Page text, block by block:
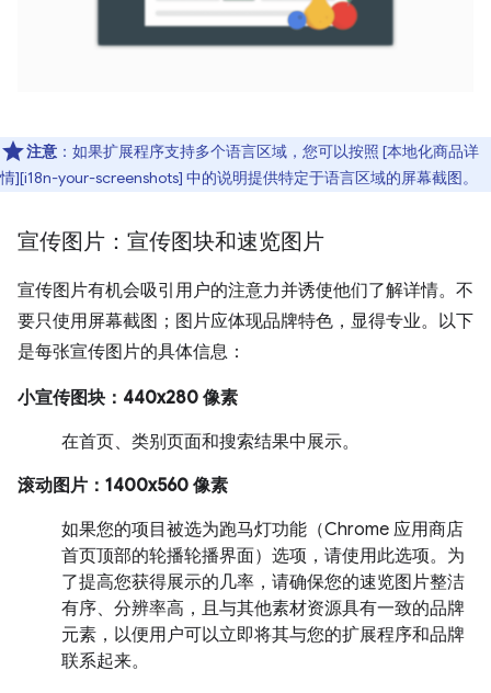
注意 ：如果扩展程序支持多个语言区域，您可以按照 [本地化商品详
情][i18n-your-screenshots] 中的说明提供特定于语言区域的屏幕截图。
宣传图片：宣传图块和速览图片
宣传图片有机会吸引用户的注意力并诱使他们了解详情。不
要只使用屏幕截图；图片应体现品牌特色，显得专业。以下
是每张宣传图片的具体信息：
小宣传图块：440x280 像素
在首页、类别页面和搜索结果中展示。
滚动图片：1400x560 像素
如果您的项目被选为跑马灯功能（Chrome 应用商店
首页顶部的轮播轮播界面）选项，请使用此选项。为
了提高您获得展示的几率，请确保您的速览图片整洁
有序、分辨率高，且与其他素材资源具有一致的品牌
元素，以便用户可以立即将其与您的扩展程序和品牌
联系起来。